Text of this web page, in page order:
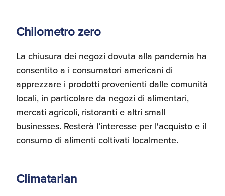
Chilometro zero
La chiusura dei negozi dovuta alla pandemia ha
consentito a i consumatori americani di
apprezzare i prodotti provenienti dalle comunità
locali, in particolare da negozi di alimentari,
mercati agricoli, ristoranti e altri small
businesses. Resterà l’interesse per l'acquisto e il
consumo di alimenti coltivati localmente.
Climatarian